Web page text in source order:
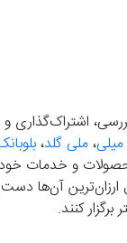
اشتراک‌گذاری
میلی، ملی گلد،
و خدمات خود
آن‌ها دست‌
کنند.